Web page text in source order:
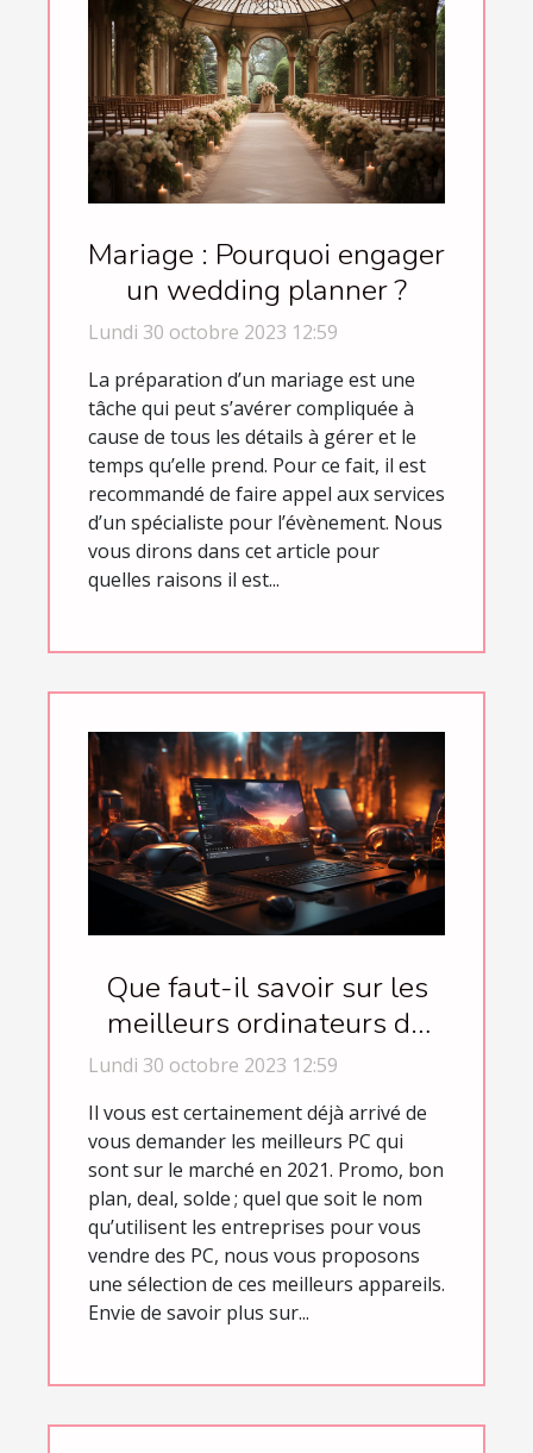
Mariage : Pourquoi engager
un wedding planner ?
Lundi 30 octobre 2023 12:59
La préparation d’un mariage est une
tâche qui peut s’avérer compliquée à
cause de tous les détails à gérer et le
temps qu’elle prend. Pour ce fait, il est
recommandé de faire appel aux services
d’un spécialiste pour l’évènement. Nous
vous dirons dans cet article pour
quelles raisons il est...
Que faut-il savoir sur les
meilleurs ordinateurs de
l’année 2021 ?
Lundi 30 octobre 2023 12:59
Il vous est certainement déjà arrivé de
vous demander les meilleurs PC qui
sont sur le marché en 2021. Promo, bon
plan, deal, solde ; quel que soit le nom
qu’utilisent les entreprises pour vous
vendre des PC, nous vous proposons
une sélection de ces meilleurs appareils.
Envie de savoir plus sur...